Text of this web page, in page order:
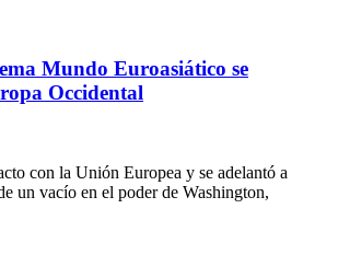
Mundo Euroasiático se
Occidental
con la Unión Europea y se adelantó a
un vacío en el poder de Washington,